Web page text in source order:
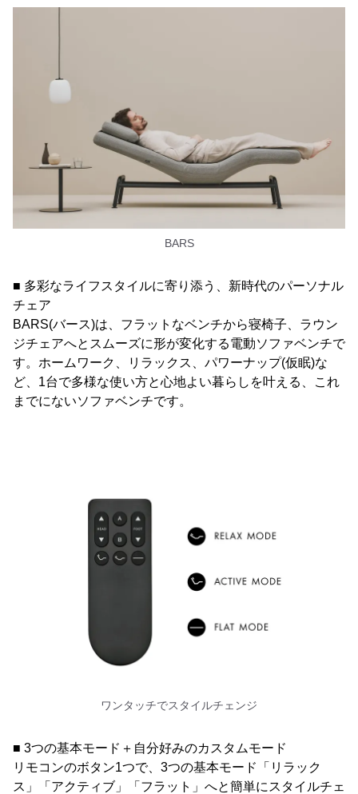
BARS
■ 多彩なライフスタイルに寄り添う、新時代のパーソナル
チェア
BARS(バース)は、フラットなベンチから寝椅子、ラウン
ジチェアへとスムーズに形が変化する電動ソファベンチで
す。ホームワーク、リラックス、パワーナップ(仮眠)な
ど、1台で多様な使い方と心地よい暮らしを叶える、これ
までにないソファベンチです。
ワンタッチでスタイルチェンジ
■ 3つの基本モード＋自分好みのカスタムモード
リモコンのボタン1つで、3つの基本モード「リラック
ス」「アクティブ」「フラット」へと簡単にスタイルチェ